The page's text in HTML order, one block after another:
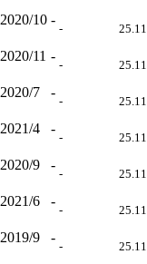
2020/10 -
-
2020/11 -
-
2020/7 -
-
2021/4 -
-
2020/9 -
-
2021/6 -
-
2019/9 -
-